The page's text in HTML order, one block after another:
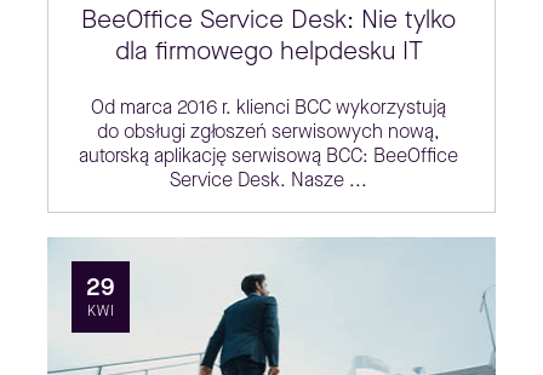
BeeOffice Service Desk: Nie tylko
dla firmowego helpdesku IT
Od marca 2016 r. klienci BCC wykorzystują
do obsługi zgłoszeń serwisowych nową,
autorską aplikację serwisową BCC: BeeOffice
Service Desk. Nasze ...
29
KWI